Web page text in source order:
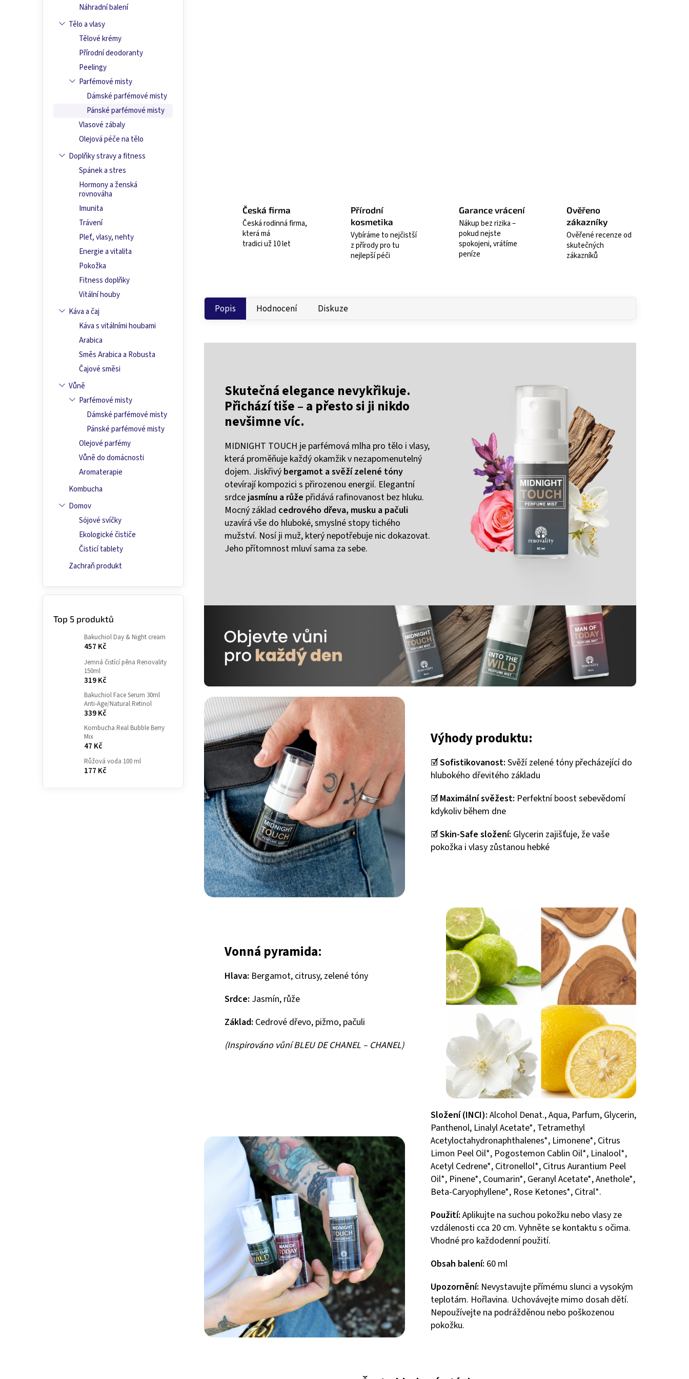
Náhradní balení
Tělo a vlasy
Tělové krémy
Přírodní deodoranty
Peelingy
Parfémové misty
Dámské parfémové misty
Pánské parfémové misty
Vlasové zábaly
Olejová péče na tělo
Doplňky stravy a fitness
Spánek a stres
Hormony a ženská
rovnováha
Imunita
Trávení
Pleť, vlasy, nehty
Energie a vitalita
Pokožka
Fitness doplňky
Vitální houby
Káva a čaj
Káva s vitálními houbami
Arabica
Směs Arabica a Robusta
Čajové směsi
Vůně
Parfémové misty
Dámské parfémové misty
Pánské parfémové misty
Olejové parfémy
Vůně do domácnosti
Aromaterapie
Kombucha
Domov
Sójové svíčky
Ekologické čističe
Čisticí tablety
Zachraň produkt
Top 5 produktů
Bakuchiol Day & Night cream
457 Kč
Jemná čistící pěna Renovality
150ml
319 Kč
Bakuchiol Face Serum 30ml
Anti-Age/Natural Retinol
339 Kč
Kombucha Real Bubble Berry
Mix
47 Kč
Růžová voda 100 ml
177 Kč
Česká firma
Česká rodinná firma,
která má
tradici už 10 let
Přírodní
kosmetika
Vybíráme to nejčistší
z přírody pro tu
nejlepší péči
Garance vrácení
Nákup bez rizika –
pokud nejste
spokojeni, vrátíme
peníze
Ověřeno
zákazníky
Ověřené recenze od
skutečných
zákazníků
Popis Hodnocení Diskuze
Skutečná elegance nevykřikuje.
Přichází tiše – a přesto si ji nikdo
nevšimne víc.
MIDNIGHT TOUCH je parfémová mlha pro tělo i vlasy,
která proměňuje každý okamžik v nezapomenutelný
dojem. Jiskřivý bergamot a svěží zelené tóny
otevírají kompozici s přirozenou energií. Elegantní
srdce jasmínu a růže přidává rafinovanost bez hluku.
Mocný základ cedrového dřeva, musku a pačuli
uzavírá vše do hluboké, smyslné stopy tichého
mužství. Nosí ji muž, který nepotřebuje nic dokazovat.
Jeho přítomnost mluví sama za sebe.
Výhody produktu:
☑️Sofistikovanost: Svěží zelené tóny přecházející do
hlubokého dřevitého základu
☑️Maximální svěžest: Perfektní boost sebevědomí
kdykoliv během dne
☑️Skin-Safe složení: Glycerin zajišťuje, že vaše
pokožka i vlasy zůstanou hebké
Vonná pyramida:
Hlava: Bergamot, citrusy, zelené tóny
Srdce: Jasmín, růže
Základ: Cedrové dřevo, pižmo, pačuli
(Inspirováno vůní BLEU DE CHANEL – CHANEL)
Složení (INCI): Alcohol Denat., Aqua, Parfum, Glycerin,
Panthenol, Linalyl Acetate*, Tetramethyl
Acetyloctahydronaphthalenes*, Limonene*, Citrus
Limon Peel Oil*, Pogostemon Cablin Oil*, Linalool*,
Acetyl Cedrene*, Citronellol*, Citrus Aurantium Peel
Oil*, Pinene*, Coumarin*, Geranyl Acetate*, Anethole*,
Beta-Caryophyllene*, Rose Ketones*, Citral*.
Použití: Aplikujte na suchou pokožku nebo vlasy ze
vzdálenosti cca 20 cm. Vyhněte se kontaktu s očima.
Vhodné pro každodenní použití.
Obsah balení: 60 ml
Upozornění: Nevystavujte přímému slunci a vysokým
teplotám. Hořlavina. Uchovávejte mimo dosah dětí.
Nepoužívejte na podrážděnou nebo poškozenou
pokožku.